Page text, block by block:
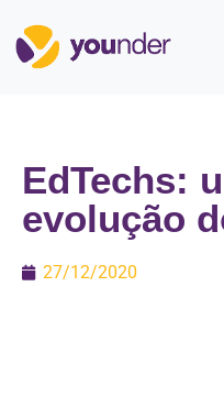
EdTechs:
evolução
27/12/2020